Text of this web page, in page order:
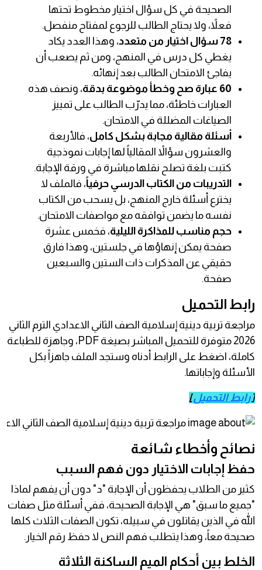
الصحيحة في كل سؤال اختيار مخطوط تحتها
فعلاً، ولا يحتاج الطالب للرجوع لمفتاح منفصل.
78 سؤال اختيار من متعدد
، وهذا العدد يكاد
يغطي كل درس في المنهج، ومن ثم يصعب أن
يفاجئ الامتحان الطالب بعد إنهائه.
60 عبارة صح وخطأ موضوعة بدقة
، ونصف هذه
العبارات خاطئة، مما يدرّب الطالب على تمييز
الصياغات المضللة في الامتحان.
أسئلة مقالية مجابة بشكل كامل، فالأربعة
والعشرون سؤالاً المقالياً لها إجابات نموذجية
كتبت بلغة تصلح نقلها مباشرة في ورقة الإجابة.
التدريبات من الكتاب الدرسي حرفياً، فالملف لا
يخترع أسئلة خارج المنهج، بل يسحب من الكتاب
نفسه ما يضمن توافقه مع مواصفات الامتحان.
حجم مناسب للمذاكرة الليلية، فخمس عشرة
صفحة يمكن إنهاؤها في جلستين، وهذا فارق
حقيقي عن المذكرات ذات الستين والسبعين
صفحة.
رابط التحميل
مراجعة تربية دينية إسلامية الصف الثاني الاعدادي الترم الثاني
2026 متوفرة للتحميل المباشر بصيغة PDF، وجاهزة للطباعة
كاملة، اضغط على الرابط أدناه وستجد الملف جاهزاً بكل
الأسئلة وإجاباتها.
[ رابط التحميل]
نصائح وأخطاء شائعة
حفظ إجابات الاختيار دون فهم السبب
كثير من الطلاب يحفظون أن الإجابة "د" دون أن يفهم لماذا
"جميع ما سبق" هي الإجابة الصحيحة، ففي أسئلة مثل صفات
الله في الذين يقاتلون في سبيله، تكون الصفات الثلاث كلها
صحيحة معاً، وهذا يتطلب فهم النص لا حفظ رقم الخيار.
الخلط بين أحكام الميم الساكنة الثلاثة